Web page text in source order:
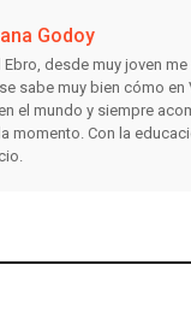
Godoy
desde muy joven
sabe muy bien cómo en
el mundo y siempre
momento. Con la